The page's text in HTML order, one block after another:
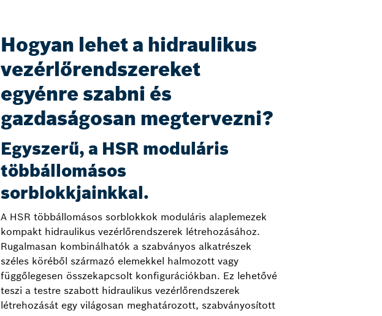
Hogyan lehet a hidraulikus
vezérlőrendszereket
egyénre szabni és
gazdaságosan megtervezni?
Egyszerű, a HSR moduláris
többállomásos
sorblokkjainkkal.
A HSR többállomásos sorblokkok moduláris alaplemezek
kompakt hidraulikus vezérlőrendszerek létrehozásához.
Rugalmasan kombinálhatók a szabványos alkatrészek
széles köréből származó elemekkel halmozott vagy
függőlegesen összekapcsolt konfigurációkban. Ez lehetővé
teszi a testre szabott hidraulikus vezérlőrendszerek
létrehozását egy világosan meghatározott, szabványosított